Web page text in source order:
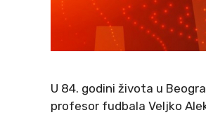
U 84. godini života u
profesor fudbala Veljko